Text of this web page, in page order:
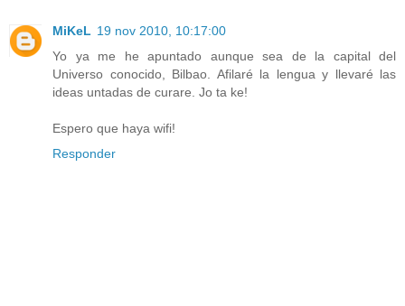
MiKeL 19 nov 2010, 10:17:00
Yo ya me he apuntado aunque sea de la capital del
Universo conocido, Bilbao. Afilaré la lengua y llevaré las
ideas untadas de curare. Jo ta ke!
Espero que haya wifi!
Responder